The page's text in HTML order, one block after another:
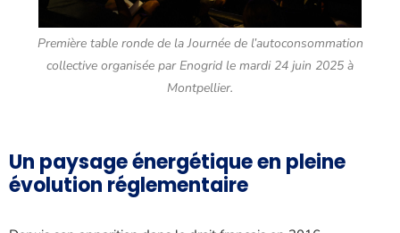
Première table ronde de la Journée de l’autoconsommation
collective organisée par Enogrid le mardi 24 juin 2025 à
Montpellier.
Un paysage énergétique en pleine
évolution réglementaire